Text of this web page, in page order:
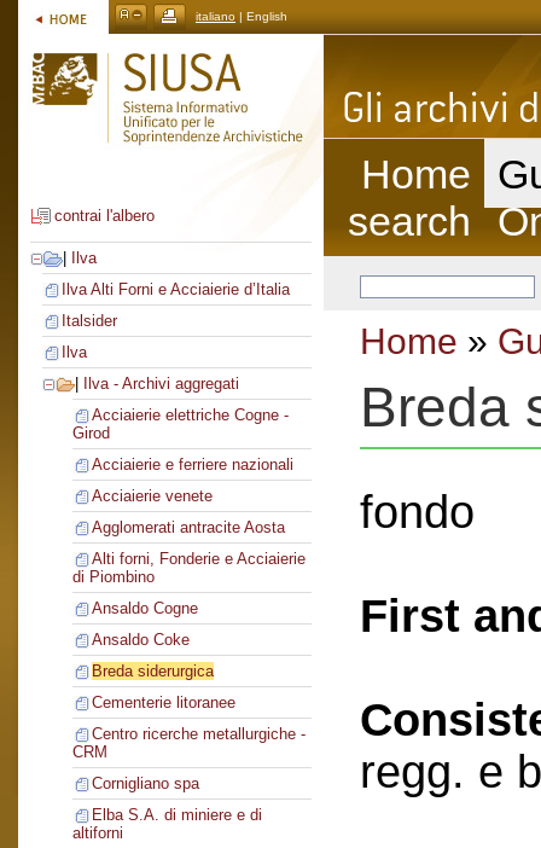
italiano | English
contrai l'albero
Ilva
Ilva Alti Forni e Acciaierie d’Italia
Italsider
Ilva
Ilva - Archivi aggregati
Acciaierie elettriche Cogne -
Girod
Acciaierie e ferriere nazionali
Acciaierie venete
Agglomerati antracite Aosta
Alti forni, Fonderie e Acciaierie
di Piombino
Ansaldo Cogne
Ansaldo Coke
Breda siderurgica
Cementerie litoranee
Centro ricerche metallurgiche -
CRM
Cornigliano spa
Elba S.A. di miniere e di
altiforni
Home
search
Home »
Breda
fondo
First
regg. e